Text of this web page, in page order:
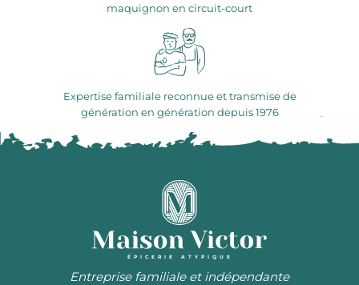
maquignon en circuit-court
Expertise familiale reconnue et transmise de
génération en génération depuis 1976
ÉPICERIE ATYPIQUE
Entreprise familiale et indépendante